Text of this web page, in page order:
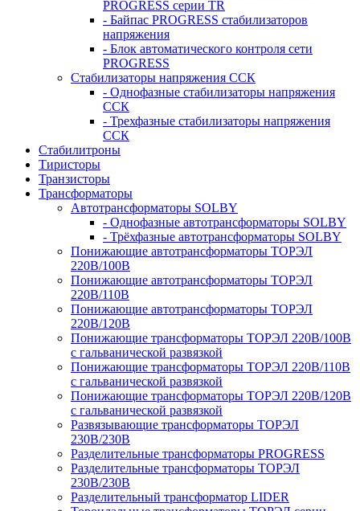
PROGRESS серии TR
- Байпас PROGRESS стабилизаторов
напряжения
- Блок автоматического контроля сети
PROGRESS
Стабилизаторы напряжения ССК
- Однофазные стабилизаторы напряжения
ССК
- Трехфазные стабилизаторы напряжения
ССК
Стабилитроны
Тиристоры
Транзисторы
Трансформаторы
Автотрансформаторы SOLBY
- Однофазные автотрансформаторы SOLBY
- Трёхфазные автотрансформаторы SOLBY
Понижающие автотрансформаторы ТОРЭЛ
220В/100В
Понижающие автотрансформаторы ТОРЭЛ
220В/110В
Понижающие автотрансформаторы ТОРЭЛ
220В/120В
Понижающие трансформаторы ТОРЭЛ 220В/100В
с гальванической развязкой
Понижающие трансформаторы ТОРЭЛ 220В/110В
с гальванической развязкой
Понижающие трансформаторы ТОРЭЛ 220В/120В
с гальванической развязкой
Развязывающие трансформаторы ТОРЭЛ
230В/230В
Разделительные трансформаторы PROGRESS
Разделительные трансформаторы ТОРЭЛ
230В/230В
Разделительный трансформатор LIDER